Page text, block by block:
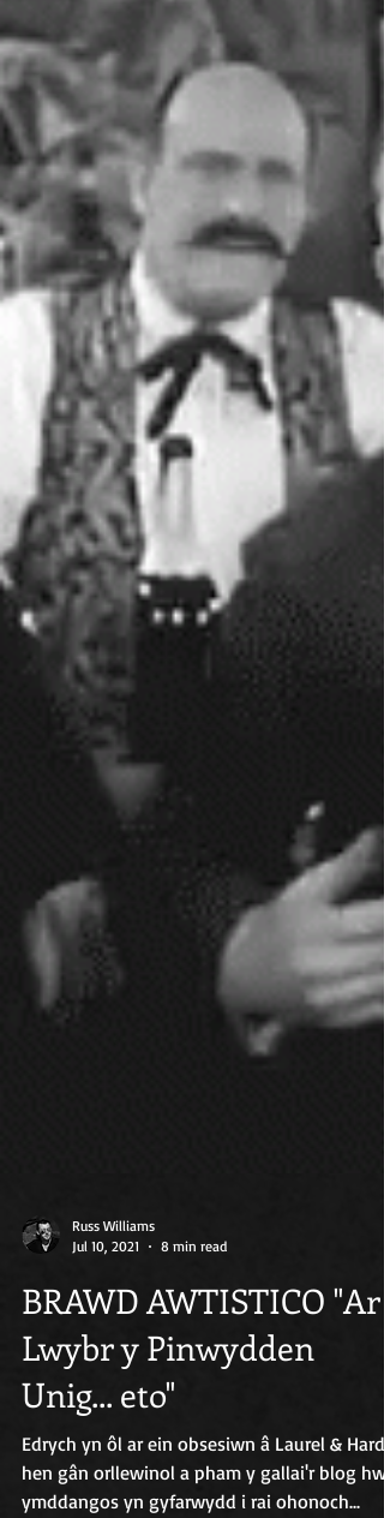
Jul 10, 2021
8 min read
BRAWD AWTISTICO "Ar
Lwybr y Pinwydden
Unig... eto"
Edrych yn ôl ar ein obsesiwn â Laurel &